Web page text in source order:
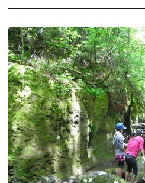
・集合場所 湯元案内所に開催時間
い
【お支払い】
現地決済のみキャッシュレスには
払いください。
【申込み・問合せ】
日光市観光協会
TEL 0288-22-1525（時間9:00-
●SATOYAMAサイクリングツアー
⇒詳細はこちら
●雲竜渓谷スノートレッキング
人気のあるツアーです。※健脚向き
⇒詳細はこちら
●奥日光スノーシュー奥日光の原生
も参加できる楽しいツアーです。
⇒詳細はこちら
●奥日光エアボード&スノーシュー